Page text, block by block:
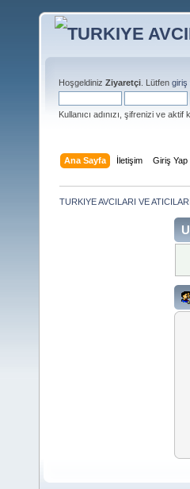
Hoşgeldiniz Ziyaretçi . Lütfen giriş
Kullanıcı adınızı, şifrenizi ve
Ana Sayfa İletişim Giriş Yap
TURKIYE AVCILARI VE